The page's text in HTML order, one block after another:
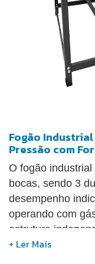
níveis de
possa ajustar
disso, conta com
distribuidor do
rocha, para que
Fogão
Pressão com
O fogão
bocas, sendo 3
desempenho
operando com
estrutura
aberto, que